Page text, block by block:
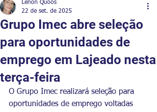
Grupo Imec abre seleção
para oportunidades de
emprego em Lajeado nesta
terça-feira
Lenon Quoos
22 de set. de 2025
O Grupo Imec realizará seleção para
oportunidades de emprego voltadas